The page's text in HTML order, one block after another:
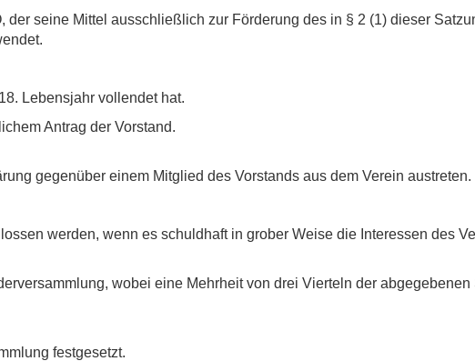
der seine Mittel ausschließlich zur Förderung des in § 2 (1) dieser
Lebensjahr vollendet hat.
Antrag der Vorstand.
gegenüber einem Mitglied des Vorstands aus dem Verein austreten.
werden, wenn es schuldhaft in grober Weise die Interessen des
wobei eine Mehrheit von drei Vierteln der abgegebenen
festgesetzt.